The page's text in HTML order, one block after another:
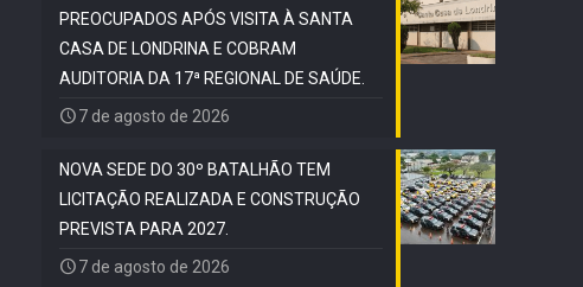
PREOCUPADOS APÓS VISITA À SANTA
CASA DE LONDRINA E COBRAM
AUDITORIA DA 17ª REGIONAL DE SAÚDE.
7 de agosto de 2026
NOVA SEDE DO 30º BATALHÃO TEM
LICITAÇÃO REALIZADA E CONSTRUÇÃO
PREVISTA PARA 2027.
7 de agosto de 2026